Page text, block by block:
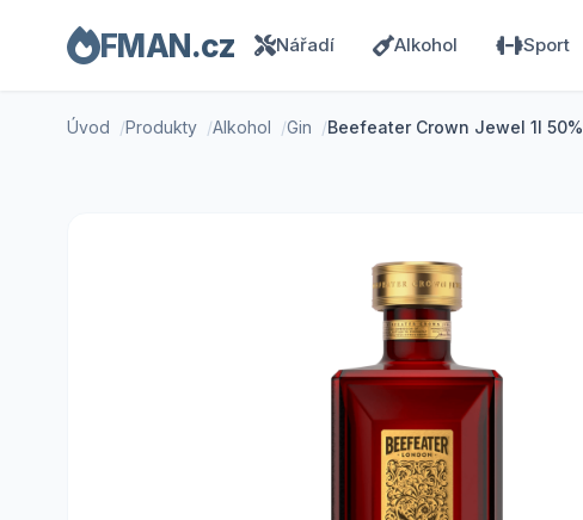
FMAN.cz Nářadí Alkohol Sport
Úvod Produkty Alkohol Gin Beefeater Crown Jewel 1l 50%